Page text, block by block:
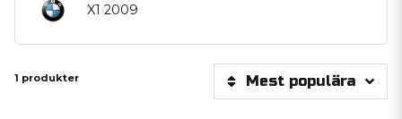
X1 2009
1 produkter Mest populära